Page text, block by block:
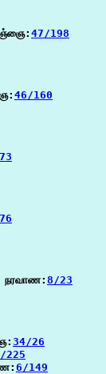
47/198
46/160
நரவாண:8/23
34/26
225
6/149